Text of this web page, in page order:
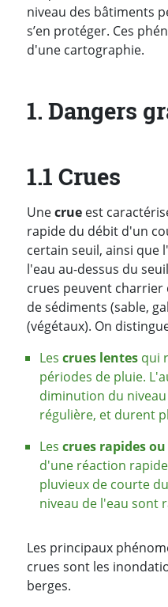
niveau des bâtiments
s’en protéger. Ces
d'une cartographie.
1. Dangers
1.1 Crues
Unecrue est
rapide du débit d'un
certain seuil, ainsi que
l'eau au-dessus du
crues peuvent
de sédiments (sable,
(végétaux). On
Les crues lentes qui
périodes de pluie.
diminution du
régulière, et durent
Les crues rapides
d'une réaction
pluvieux de courte
niveau de l'eau sont
Les principaux
crues sont les
berges.